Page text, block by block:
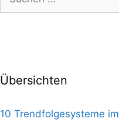
nach:
Übersichten
10 Trendfolgesysteme im